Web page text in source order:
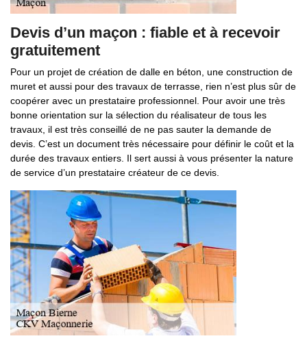
Devis d’un maçon : fiable et à recevoir
gratuitement
Pour un projet de création de dalle en béton, une construction de
muret et aussi pour des travaux de terrasse, rien n’est plus sûr de
coopérer avec un prestataire professionnel. Pour avoir une très
bonne orientation sur la sélection du réalisateur de tous les
travaux, il est très conseillé de ne pas sauter la demande de
devis. C’est un document très nécessaire pour définir le coût et la
durée des travaux entiers. Il sert aussi à vous présenter la nature
de service d’un prestataire créateur de ce devis.